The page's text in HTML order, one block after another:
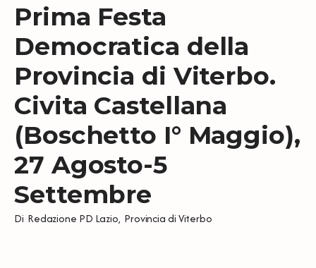
Prima Festa
Democratica della
Provincia di Viterbo.
Civita Castellana
(Boschetto I° Maggio),
27 Agosto-5
Settembre
Di Redazione PD Lazio, Provincia di Viterbo